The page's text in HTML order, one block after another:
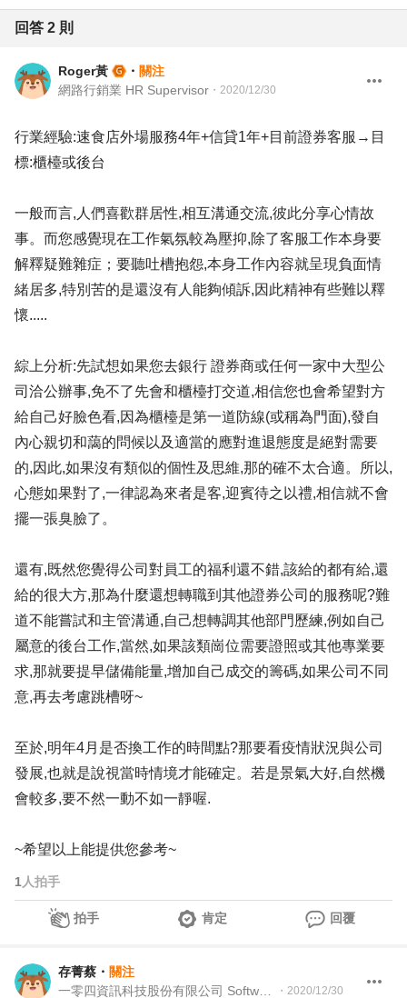
回答 2 則
Roger黃 ・ 關注
網路行銷業 HR Supervisor ・ 2020/12/30
行業經驗:速食店外場服務4年+信貸1年+目前證券客服→目
標:櫃檯或後台
一般而言,人們喜歡群居性,相互溝通交流,彼此分享心情故
事。而您感覺現在工作氣氛較為壓抑,除了客服工作本身要
解釋疑難雜症；要聽吐槽抱怨,本身工作內容就呈現負面情
緒居多,特別苦的是還沒有人能夠傾訴,因此精神有些難以釋
懷.....
綜上分析:先試想如果您去銀行 證券商或任何一家中大型公
司洽公辦事,免不了先會和櫃檯打交道,相信您也會希望對方
給自己好臉色看,因為櫃檯是第一道防線(或稱為門面),發自
內心親切和藹的問候以及適當的應對進退態度是絕對需要
的,因此,如果沒有類似的個性及思維,那的確不太合適。所以,
心態如果對了,一律認為來者是客,迎賓待之以禮,相信就不會
擺一張臭臉了。
還有,既然您覺得公司對員工的福利還不錯,該給的都有給,還
給的很大方,那為什麼還想轉職到其他證券公司的服務呢?難
道不能嘗試和主管溝通,自己想轉調其他部門歷練,例如自己
屬意的後台工作,當然,如果該類崗位需要證照或其他專業要
求,那就要提早儲備能量,增加自己成交的籌碼,如果公司不同
意,再去考慮跳槽呀~
至於,明年4月是否換工作的時間點?那要看疫情狀況與公司
發展,也就是說視當時情境才能確定。若是景氣大好,自然機
會較多,要不然一動不如一靜喔.
~希望以上能提供您參考~
1 人拍手
拍手 肯定 回覆
存菁蔡 ・ 關注
・ 2020/12/30